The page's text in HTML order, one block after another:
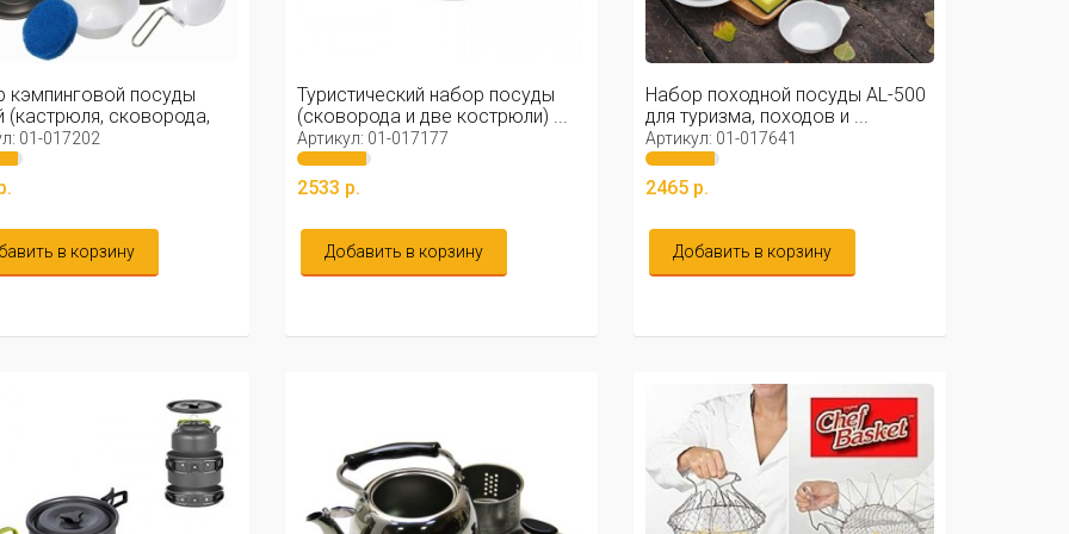
кэмпинговой посуды
(кастрюля, сковорода,
01-017202
в корзину
Туристический набор посуды
(сковорода и две кострюли) ...
Артикул: 01-017177
2533 р.
Добавить в корзину
Набор походной посуды AL-500
для туризма, походов и ...
Артикул: 01-017641
2465 р.
Добавить в корзину